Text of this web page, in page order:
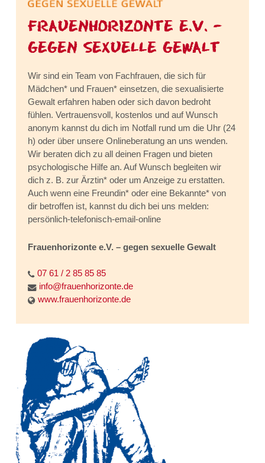
FRAUENHORIZONTE E.V. –
GEGEN SEXUELLE GEWALT
Wir sind ein Team von Fachfrauen, die sich für
Mädchen* und Frauen* einsetzen, die sexualisierte
Gewalt erfahren haben oder sich davon bedroht
fühlen. Vertrauensvoll, kostenlos und auf Wunsch
anonym kannst du dich im Notfall rund um die Uhr (24
h) oder über unsere Onlineberatung an uns wenden.
Wir beraten dich zu all deinen Fragen und bieten
psychologische Hilfe an. Auf Wunsch begleiten wir
dich z. B. zur Ärztin* oder um Anzeige zu erstatten.
Auch wenn eine Freundin* oder eine Bekannte* von
dir betroffen ist, kannst du dich bei uns melden:
persönlich-telefonisch-email-online
Frauenhorizonte e.V. – gegen sexuelle Gewalt
07 61 / 2 85 85 85
info@frauenhorizonte.de
www.frauenhorizonte.de